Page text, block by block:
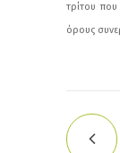
τρίτου που
όρους